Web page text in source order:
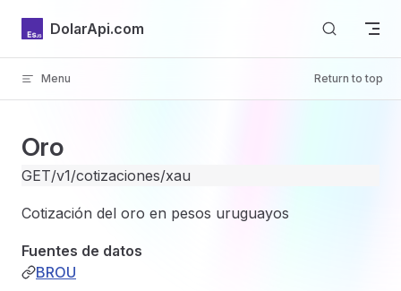
Skip to content
DolarApi.com
Menu Return to top
Inicio
Oro
GET/v1/cotizaciones/xau
Cotización del oro en pesos uruguayos
Fuentes de datos
BROU